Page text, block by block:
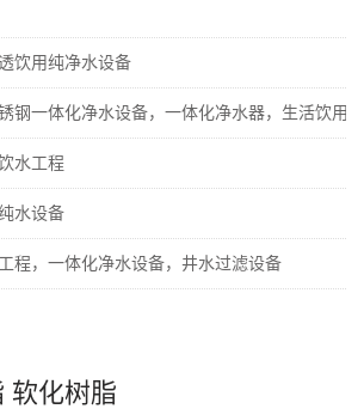
饮用纯净水设备
钢一体化净水设备，一体化净水器，生活饮用
水工程
水设备
程，一体化净水设备，井水过滤设备
软化树脂